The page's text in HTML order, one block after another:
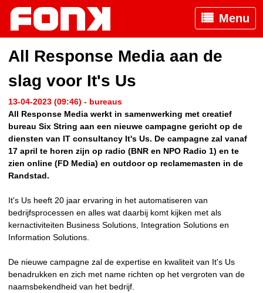
Menu
All Response Media aan de
slag voor It's Us
13-04-2023 (09:46) - bureaus
All Response Media werkt in samenwerking met creatief
bureau Six String aan een nieuwe campagne gericht op de
diensten van IT consultancy It's Us. De campagne zal vanaf
17 april te horen zijn op radio (BNR en NPO Radio 1) en te
zien online (FD Media) en outdoor op reclamemasten in de
Randstad.
It's Us heeft 20 jaar ervaring in het automatiseren van
bedrijfsprocessen en alles wat daarbij komt kijken met als
kernactiviteiten Business Solutions, Integration Solutions en
Information Solutions.
De nieuwe campagne zal de expertise en kwaliteit van It's Us
benadrukken en zich met name richten op het vergroten van de
naamsbekendheid van het bedrijf.